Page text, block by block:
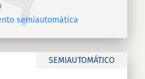
semiautomática
SEMIAUTOMÁTICO